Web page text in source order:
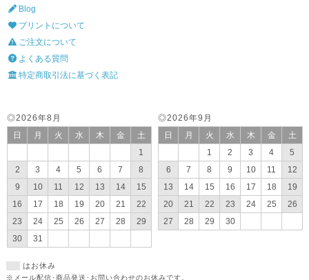
Blog
プリントについて
ご注文について
よくある質問
特定商取引法に基づく表記
◎2026年9月
日
月 火 水 木 金
土
1
2 3 4
5
6
7 8 9 10 11
12
13
14 15 16 17 18
19
20
21 22 23 24 25
26
27
28 29 30
◎2026年8月
日
月 火 水 木 金
土
1
2
3 4 5 6 7
8
9
10 11 12 13 14
15
16
17 18 19 20 21
22
23
24 25 26 27 28
29
30
31
はお休み
※メール配信･商品発送･お問い合わせのお休みです。